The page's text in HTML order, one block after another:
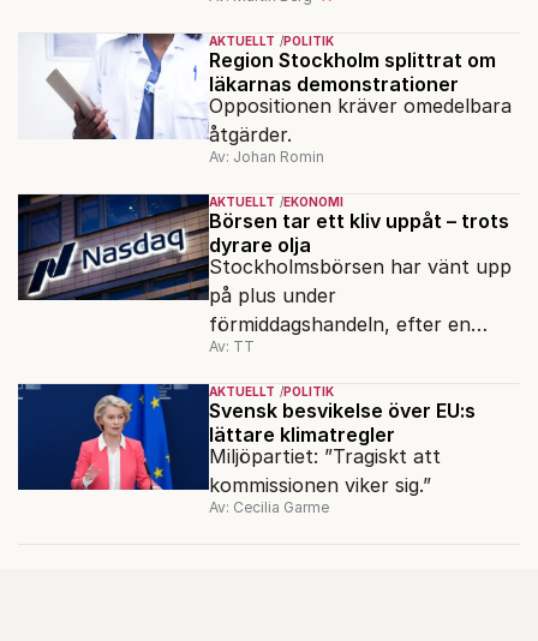
AKTUELLT POLITIK
Region Stockholm splittrat om
läkarnas demonstrationer
Oppositionen kräver omedelbara
åtgärder.
Av: Johan Romin
AKTUELLT EKONOMI
Börsen tar ett kliv uppåt – trots
dyrare olja
Stockholmsbörsen har vänt upp
på plus under
förmiddagshandeln, efter en
inledning nedåt – trots ett högre
oljepris och AI-oro.
Av: TT
AKTUELLT POLITIK
Svensk besvikelse över EU:s
lättare klimatregler
Miljöpartiet: ”Tragiskt att
kommissionen viker sig.”
Av: Cecilia Garme